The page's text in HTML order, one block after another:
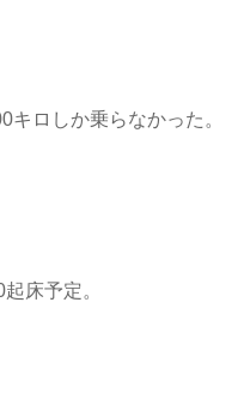
ロしか乗らなかった。
床予定。